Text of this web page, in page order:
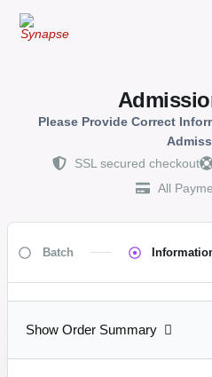
Please Provide Correct
SSL secured checkout
All
Batch
Show Order Summary